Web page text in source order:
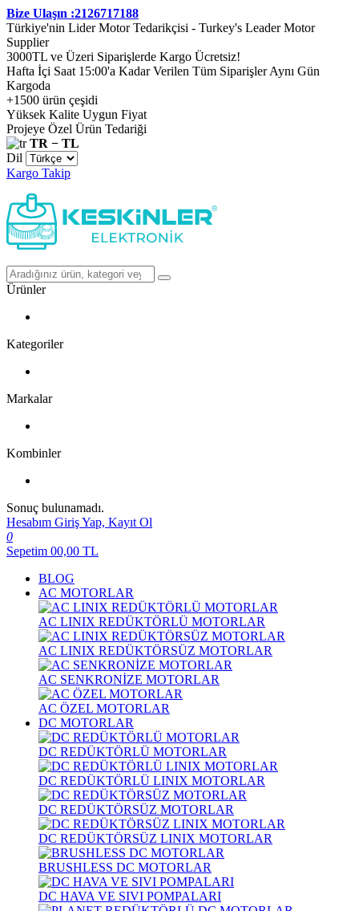
Bize Ulaşın :2126717188
Türkiye'nin Lider Motor Tedarikçisi - Turkey's Leader Motor
Supplier
3000TL ve Üzeri Siparişlerde Kargo Ücretsiz!
Hafta İçi Saat 15:00'a Kadar Verilen Tüm Siparişler Aynı Gün
Kargoda
+1500 ürün çeşidi
Yüksek Kalite Uygun Fiyat
Projeye Özel Ürün Tedariği
TR − TL
Dil
Kargo Takip
Ürünler
Kategoriler
Markalar
Kombinler
Sonuç bulunamadı.
Hesabım Giriş Yap, Kayıt Ol
0
Sepetim 00,00 TL
BLOG
AC MOTORLAR
AC LINIX REDÜKTÖRLÜ MOTORLAR
AC LINIX REDÜKTÖRSÜZ MOTORLAR
AC SENKRONİZE MOTORLAR
AC ÖZEL MOTORLAR
DC MOTORLAR
DC REDÜKTÖRLÜ MOTORLAR
DC REDÜKTÖRLÜ LINIX MOTORLAR
DC REDÜKTÖRSÜZ MOTORLAR
DC REDÜKTÖRSÜZ LINIX MOTORLAR
BRUSHLESS DC MOTORLAR
DC HAVA VE SIVI POMPALARI